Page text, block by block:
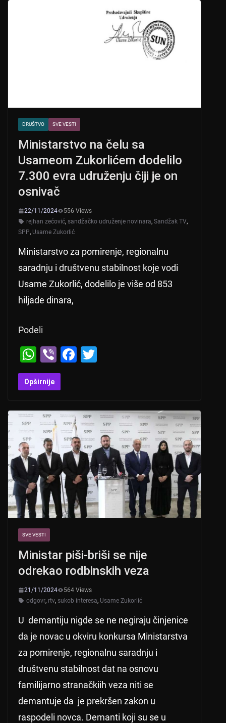
DRUŠTVO SVE VESTI
Ministarstvo na čelu sa
Usameom Zukorlićem dodelilo
7.300 evra udruženju čiji je on
osnivač
22/11/2024
556 Views
rejhan zećović, sandžačko udruženje novinara, Sandžak TV,
SPP, Usame Zukorlić
Ministarstvo za pomirenje, regionalnu
saradnju i društvenu stabilnost koje vodi
Usame Zukorlić, dodelilo je više od 853
hiljade dinara,
Podeli
W
h
at
A
p
p
Vi
b
er
F
b
o
o
k
Opširnije
SVE VESTI
Ministar piši-briši se nije
odrekao rodbinskih veza
21/11/2024
564 Views
odgovr, rtv, sukob interesa, Usame Zukorlić
U demantiju nigde se ne negiraju činjenice
da je novac u okviru konkursa Ministarstva
za pomirenje, regionalnu saradnju i
društvenu stabilnost dat na osnovu
familijarno stranačkiih veza niti se
demantuje da je prekršen zakon u
raspodeli novca. Demanti koji su se u